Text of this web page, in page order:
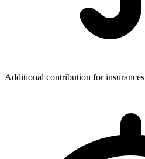
Additional contribution for insurances